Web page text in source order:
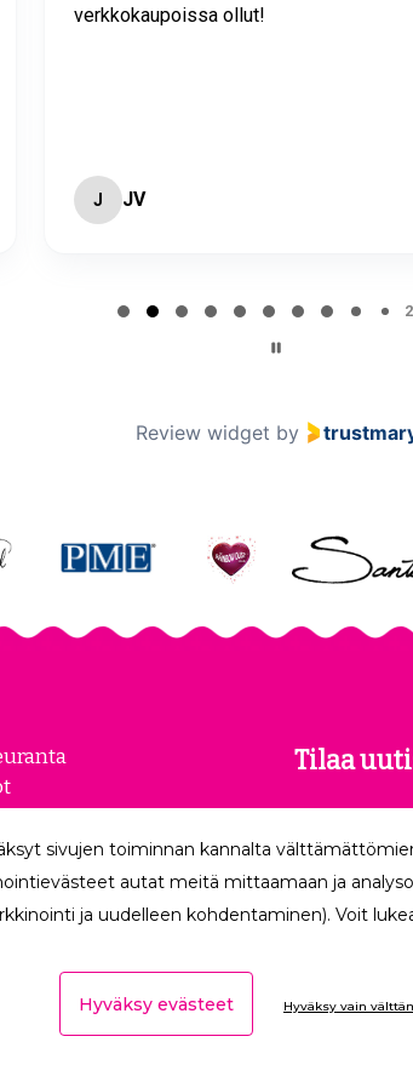
verkkokaupoissa ollut!
J JV
Review widget by
Tilaa
uusimmat
sivujen toiminnan kannalta
autat meitä mittaamaan ja
ja uudelleen kohdentaminen). Voit
Hyväksy evästeet Hyväksy vain